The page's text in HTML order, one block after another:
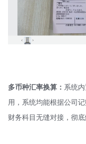
多币种汇率换算： 系统
用，系统均能根据公司
财务科目无缝对接，彻